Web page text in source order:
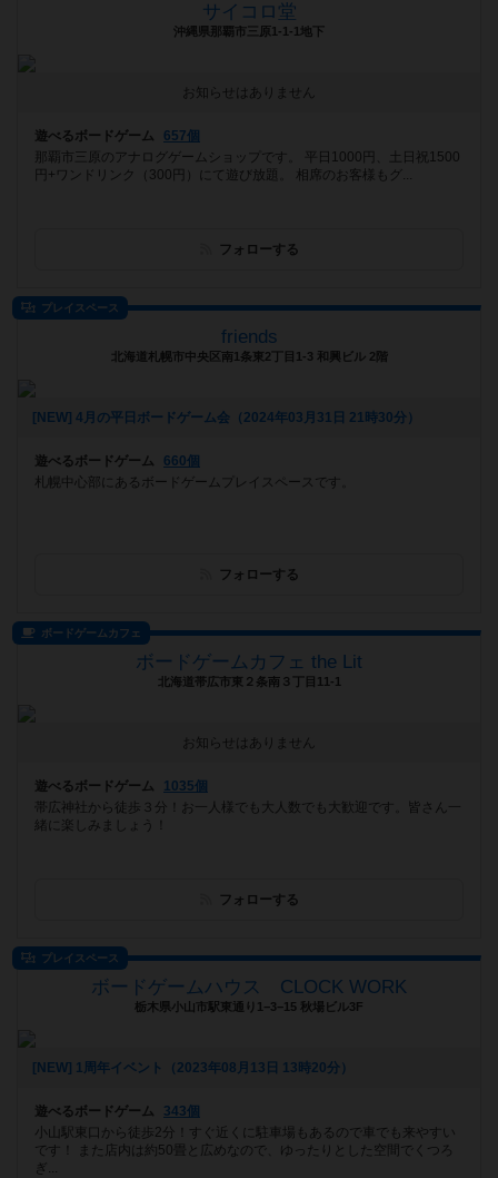
サイコロ堂
沖縄県那覇市三原1-1-1地下
お知らせはありません
遊べるボードゲーム
657個
那覇市三原のアナログゲームショップです。 平日1000円、土日祝1500
円+ワンドリンク（300円）にて遊び放題。 相席のお客様もグ...
フォローする
プレイスペース
friends
北海道札幌市中央区南1条東2丁目1-3 和興ビル 2階
[NEW] 4月の平日ボードゲーム会（2024年03月31日 21時30分）
遊べるボードゲーム
660個
札幌中心部にあるボードゲームプレイスペースです。
フォローする
ボードゲームカフェ
ボードゲームカフェ the Lit
北海道帯広市東２条南３丁目11-1
お知らせはありません
遊べるボードゲーム
1035個
帯広神社から徒歩３分！お一人様でも大人数でも大歓迎です。皆さん一
緒に楽しみましょう！
フォローする
プレイスペース
ボードゲームハウス CLOCK WORK
栃木県小山市駅東通り1−3−15 秋場ビル3F
[NEW] 1周年イベント（2023年08月13日 13時20分）
遊べるボードゲーム
343個
小山駅東口から徒歩2分！すぐ近くに駐車場もあるので車でも来やすい
です！ また店内は約50畳と広めなので、ゆったりとした空間でくつろ
ぎ...